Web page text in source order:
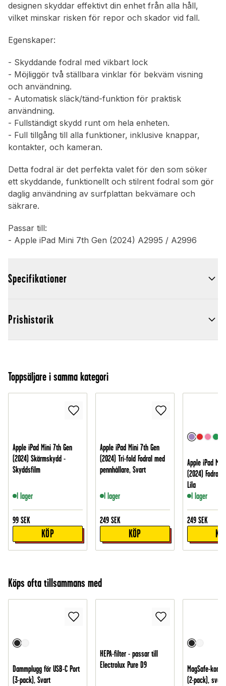
designen skyddar effektivt din enhet från alla håll,
vilket minskar risken för repor och skador vid fall.
Egenskaper:
- Skyddande fodral med vikbart lock
- Möjliggör två ställbara vinklar för bekväm visning
och användning.
- Automatisk släck/tänd-funktion för praktisk
användning.
- Fullständigt skydd runt om hela enheten.
- Full tillgång till alla funktioner, inklusive knappar,
kontakter, och kameran.
Detta fodral är det perfekta valet för den som söker
ett skyddande, funktionellt och stilrent fodral som gör
daglig användning av surfplattan bekvämare och
säkrare.
Passar till:
- Apple iPad Mini 7th Gen (2024) A2995 / A2996
Specifikationer
Prishistorik
Toppsäljare i samma kategori
Apple iPad Mini 7th Gen
(2024) Skärmskydd -
Skyddsfilm
I lager
99 SEK
KÖP
Apple iPad Mini 7th Gen
(2024) Tri-fold Fodral med
pennhållare, Svart
I lager
249 SEK
KÖP
Apple iPad
(2024) Fodral
Lila
I lager
249 SEK
Köps ofta tillsammans med
Dammplugg för USB-C Port
(3-pack), Svart
HEPA-filter - passar till
Electrolux Pure D9
MagSafe-
(2-pack), svart